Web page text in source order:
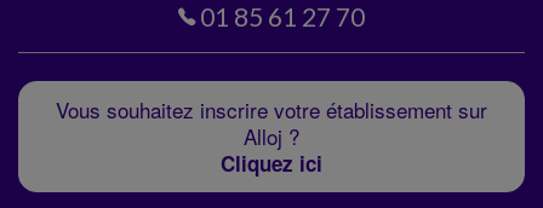
01 85 61 27 70
Vous souhaitez inscrire votre établissement sur
Alloj ?
Cliquez ici